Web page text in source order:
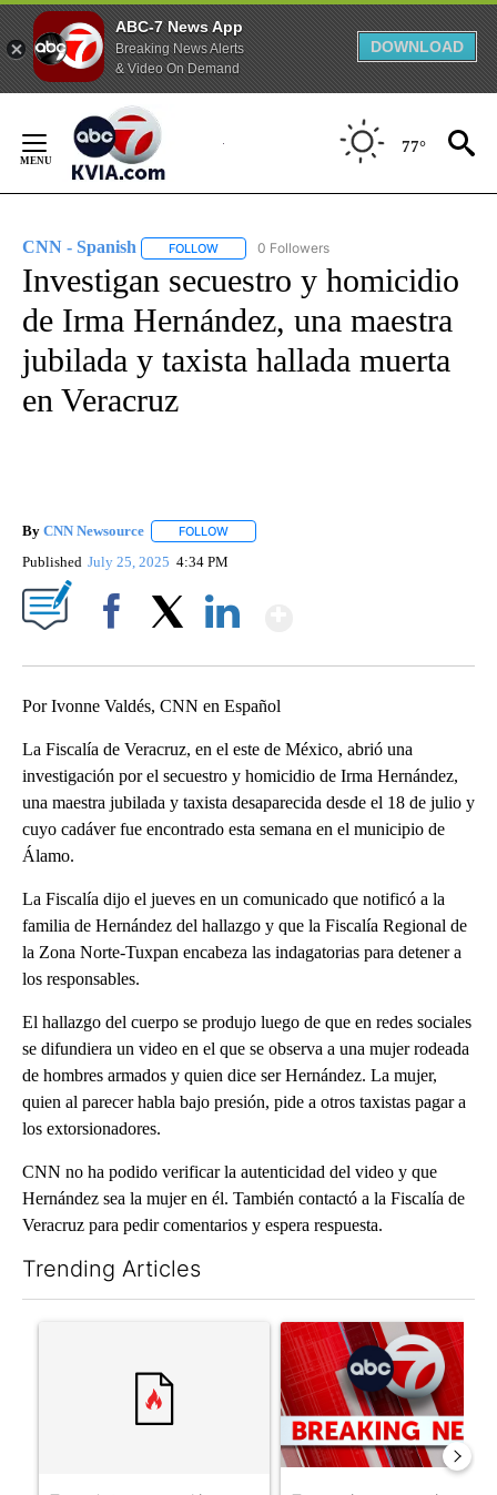
ABC-7 News App
Breaking News Alerts
& Video On Demand
DOWNLOAD
Content
77°
CNN - Spanish FOLLOW FOLLOW "CNN - SPANISH" TO RECEIVE
0 Followers
Investigan secuestro y homicidio
de Irma Hernández, una maestra
jubilada y taxista hallada muerta
en Veracruz
By CNN Newsource FOLLOW
Published July 25, 2025 4:34 PM
Por Ivonne Valdés, CNN en Español
La Fiscalía de Veracruz, en el este de México, abrió una
investigación por el secuestro y homicidio de Irma Hernández,
una maestra jubilada y taxista desaparecida desde el 18 de julio y
cuyo cadáver fue encontrado esta semana en el municipio de
Álamo.
La Fiscalía dijo el jueves en un comunicado que notificó a la
familia de Hernández del hallazgo y que la Fiscalía Regional de
la Zona Norte-Tuxpan encabeza las indagatorias para detener a
los responsables.
El hallazgo del cuerpo se produjo luego de que en redes sociales
se difundiera un video en el que se observa a una mujer rodeada
de hombres armados y quien dice ser Hernández. La mujer,
quien al parecer habla bajo presión, pide a otros taxistas pagar a
los extorsionadores.
CNN no ha podido verificar la autenticidad del video y que
Hernández sea la mujer en él. También contactó a la Fiscalía de
Veracruz para pedir comentarios y espera respuesta.
Trending Articles
A trending article titled "Trump’s top general is ‘looking for
A trending article titled